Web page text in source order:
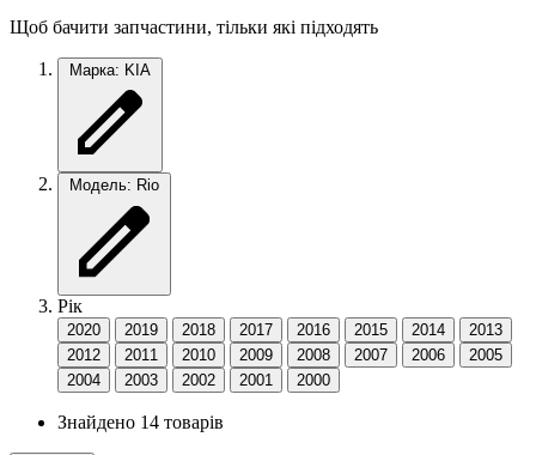
Щоб бачити запчастини, тільки які підходять
Марка: KIA
Модель: Rio
Рік
2020 2019 2018 2017 2016 2015 2014
2013
2012
2011 2010 2009 2008 2007 2006
2005
2004
2003 2002 2001 2000
Знайдено 14 товарів